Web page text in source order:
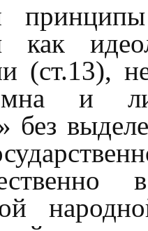
как
(ст.13),
и
без